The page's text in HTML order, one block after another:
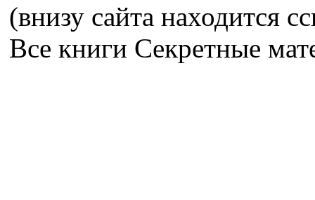
(внизу сайта находится
Все книги Секретные